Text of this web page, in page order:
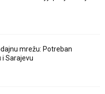
mrežu: Potreban
i Sarajevu